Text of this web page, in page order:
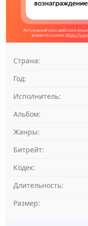
Страна:
Год:
Исполнитель:
Альбом:
Жанры:
Битрейт:
Кодек:
Длительность:
Размер: